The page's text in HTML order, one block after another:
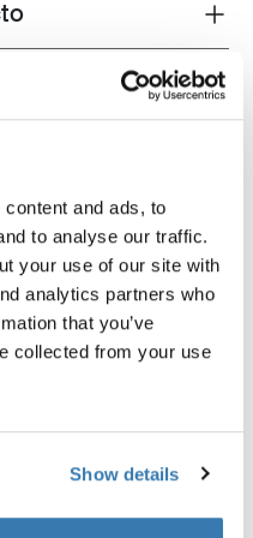
and ads, to
to analyse our traffic.
your use of our site with
analytics partners who
that you’ve
collected from your use
Show details
en Hillerstorp,
portaequipajes están
A continuación, te
pruebas que